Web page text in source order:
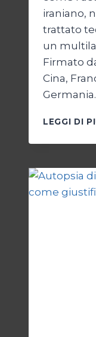
iraniano,
trattato
un
Firmato
Cina,
LEGGI DI